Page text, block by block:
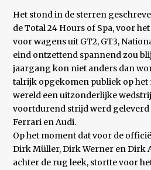
Het stond in de sterren
de Total 24 Hours of Spa, voor
voor wagens uit GT2, GT3,
eind ontzettend spannend zou
jaargang kon niet anders dan
talrijk opgekomen publiek op
wereld een uitzonderlijke
voortdurend strijd werd geleverd
Ferrari en Audi.
Op het moment dat voor de
Dirk Müller, Dirk Werner en Dirk
achter de rug leek, stortte voor